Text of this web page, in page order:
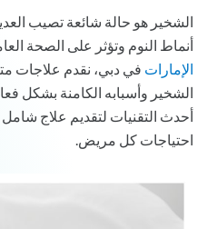
الشخير هو حالة شائعة تصيب
أنماط النوم وتؤثر على الصحة
الإمارات في دبي، نقدم علاجات
الشخير وأسبابه الكامنة بشكل
أحدث التقنيات لتقديم علاج
احتياجات كل مريض.